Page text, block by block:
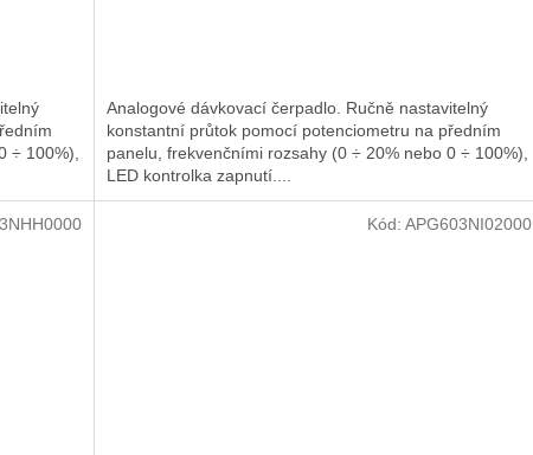
÷ 100%),
Analogové dávkovací čerpadlo. Ručně nastavitelný
konstantní průtok pomocí potenciometru na předním
panelu, frekvenčními rozsahy (0 ÷ 20% nebo 0 ÷ 100%),
LED kontrolka zapnutí....
Kód: APG603NI02000